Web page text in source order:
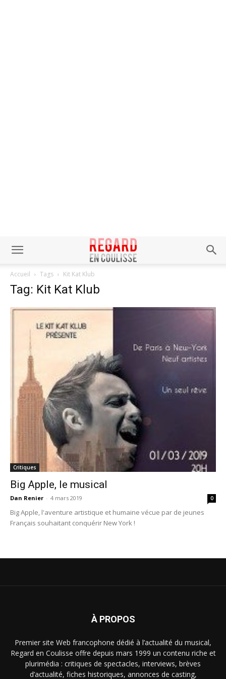
Accueil Tags Kit Kat Klub
Tag: Kit Kat Klub
Critiques
Big Apple, le musical
Dan Renier - 4 mars 2019 0
Big Apple, l'aventure artistique et humaine vécue par de jeunes
Français souhaitant conquérir New York !
À PROPOS
Premier site Web francophone dédié à l’actualité du musical,
Regard en Coulisse offre depuis mars 1999 un contenu riche et
plurimédia : critiques de spectacles, interviews, brèves
d’actualité, fiches historiques, annonces de casting,